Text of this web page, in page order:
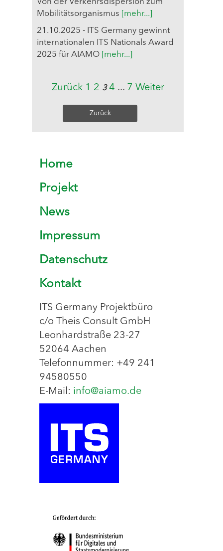
Mobilitätsorganismus
[mehr...]
21.10.2025 - ITS Germany gewinnt
internationalen ITS Nationals Award
2025 für AIAMO [mehr...]
Zurück 1 2 3 4 ... 7 Weiter
Zurück
Home
Projekt
News
Impressum
Datenschutz
Kontakt
ITS Germany Projektbüro
c/o Theis Consult GmbH
Leonhardstraße 23-27
52064 Aachen
Telefonnummer: +49 241
94580550
E-Mail: info@aiamo.de